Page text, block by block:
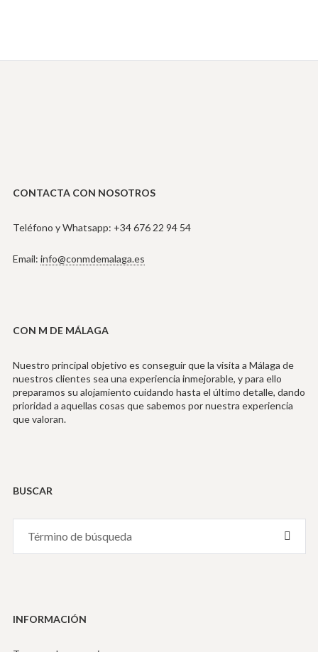
CONTACTA CON NOSOTROS
Teléfono y Whatsapp: +34 676 22 94 54
Email: info@conmdemalaga.es
CON M DE MÁLAGA
Nuestro principal objetivo es conseguir que la visita a Málaga de
nuestros clientes sea una experiencia inmejorable, y para ello
preparamos su alojamiento cuidando hasta el último detalle, dando
prioridad a aquellas cosas que sabemos por nuestra experiencia
que valoran.
BUSCAR
INFORMACIÓN